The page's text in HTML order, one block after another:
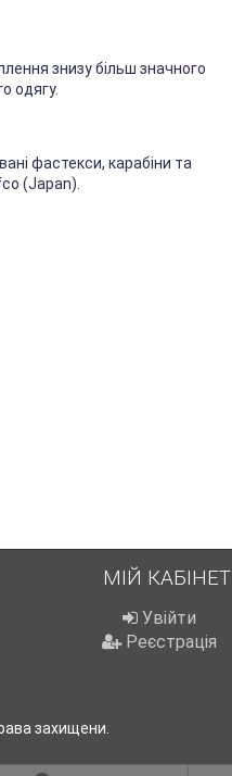
знизу більш значного
одягу.
фастекси, карабіни та
(Japan).
МІЙ КАБІНЕТ
Увійти
Реєстрація
захищени.